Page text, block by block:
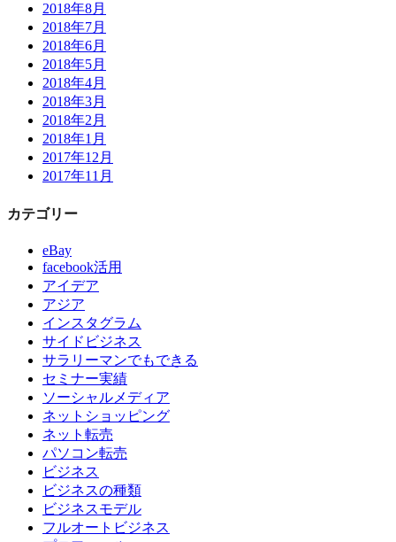
2018年8月
2018年7月
2018年6月
2018年5月
2018年4月
2018年3月
2018年2月
2018年1月
2017年12月
2017年11月
カテゴリー
eBay
facebook活用
アイデア
アジア
インスタグラム
サイドビジネス
サラリーマンでもできる
セミナー実績
ソーシャルメディア
ネットショッピング
ネット転売
パソコン転売
ビジネス
ビジネスの種類
ビジネスモデル
フルオートビジネス